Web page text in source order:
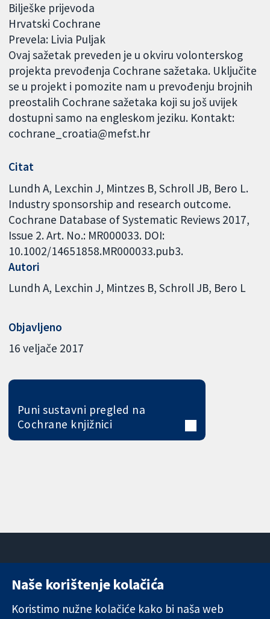
Bilješke prijevoda
Hrvatski Cochrane
Prevela: Livia Puljak
Ovaj sažetak preveden je u okviru volonterskog
projekta prevođenja Cochrane sažetaka. Uključite
se u projekt i pomozite nam u prevođenju brojnih
preostalih Cochrane sažetaka koji su još uvijek
dostupni samo na engleskom jeziku. Kontakt:
cochrane_croatia@mefst.hr
Citat
Lundh A, Lexchin J, Mintzes B, Schroll JB, Bero L.
Industry sponsorship and research outcome.
Cochrane Database of Systematic Reviews 2017,
Issue 2. Art. No.: MR000033. DOI:
10.1002/14651858.MR000033.pub3.
Autori
Lundh A Lexchin J Mintzes B Schroll JB Bero L
Objavljeno
16 veljače 2017
Puni sustavni pregled na
Cochrane knjižnici
Pouzdani dokazi.
11-13 Cavendish
London
Novosti
Naše korištenje kolačića
Koristimo nužne kolačiće kako bi naša web